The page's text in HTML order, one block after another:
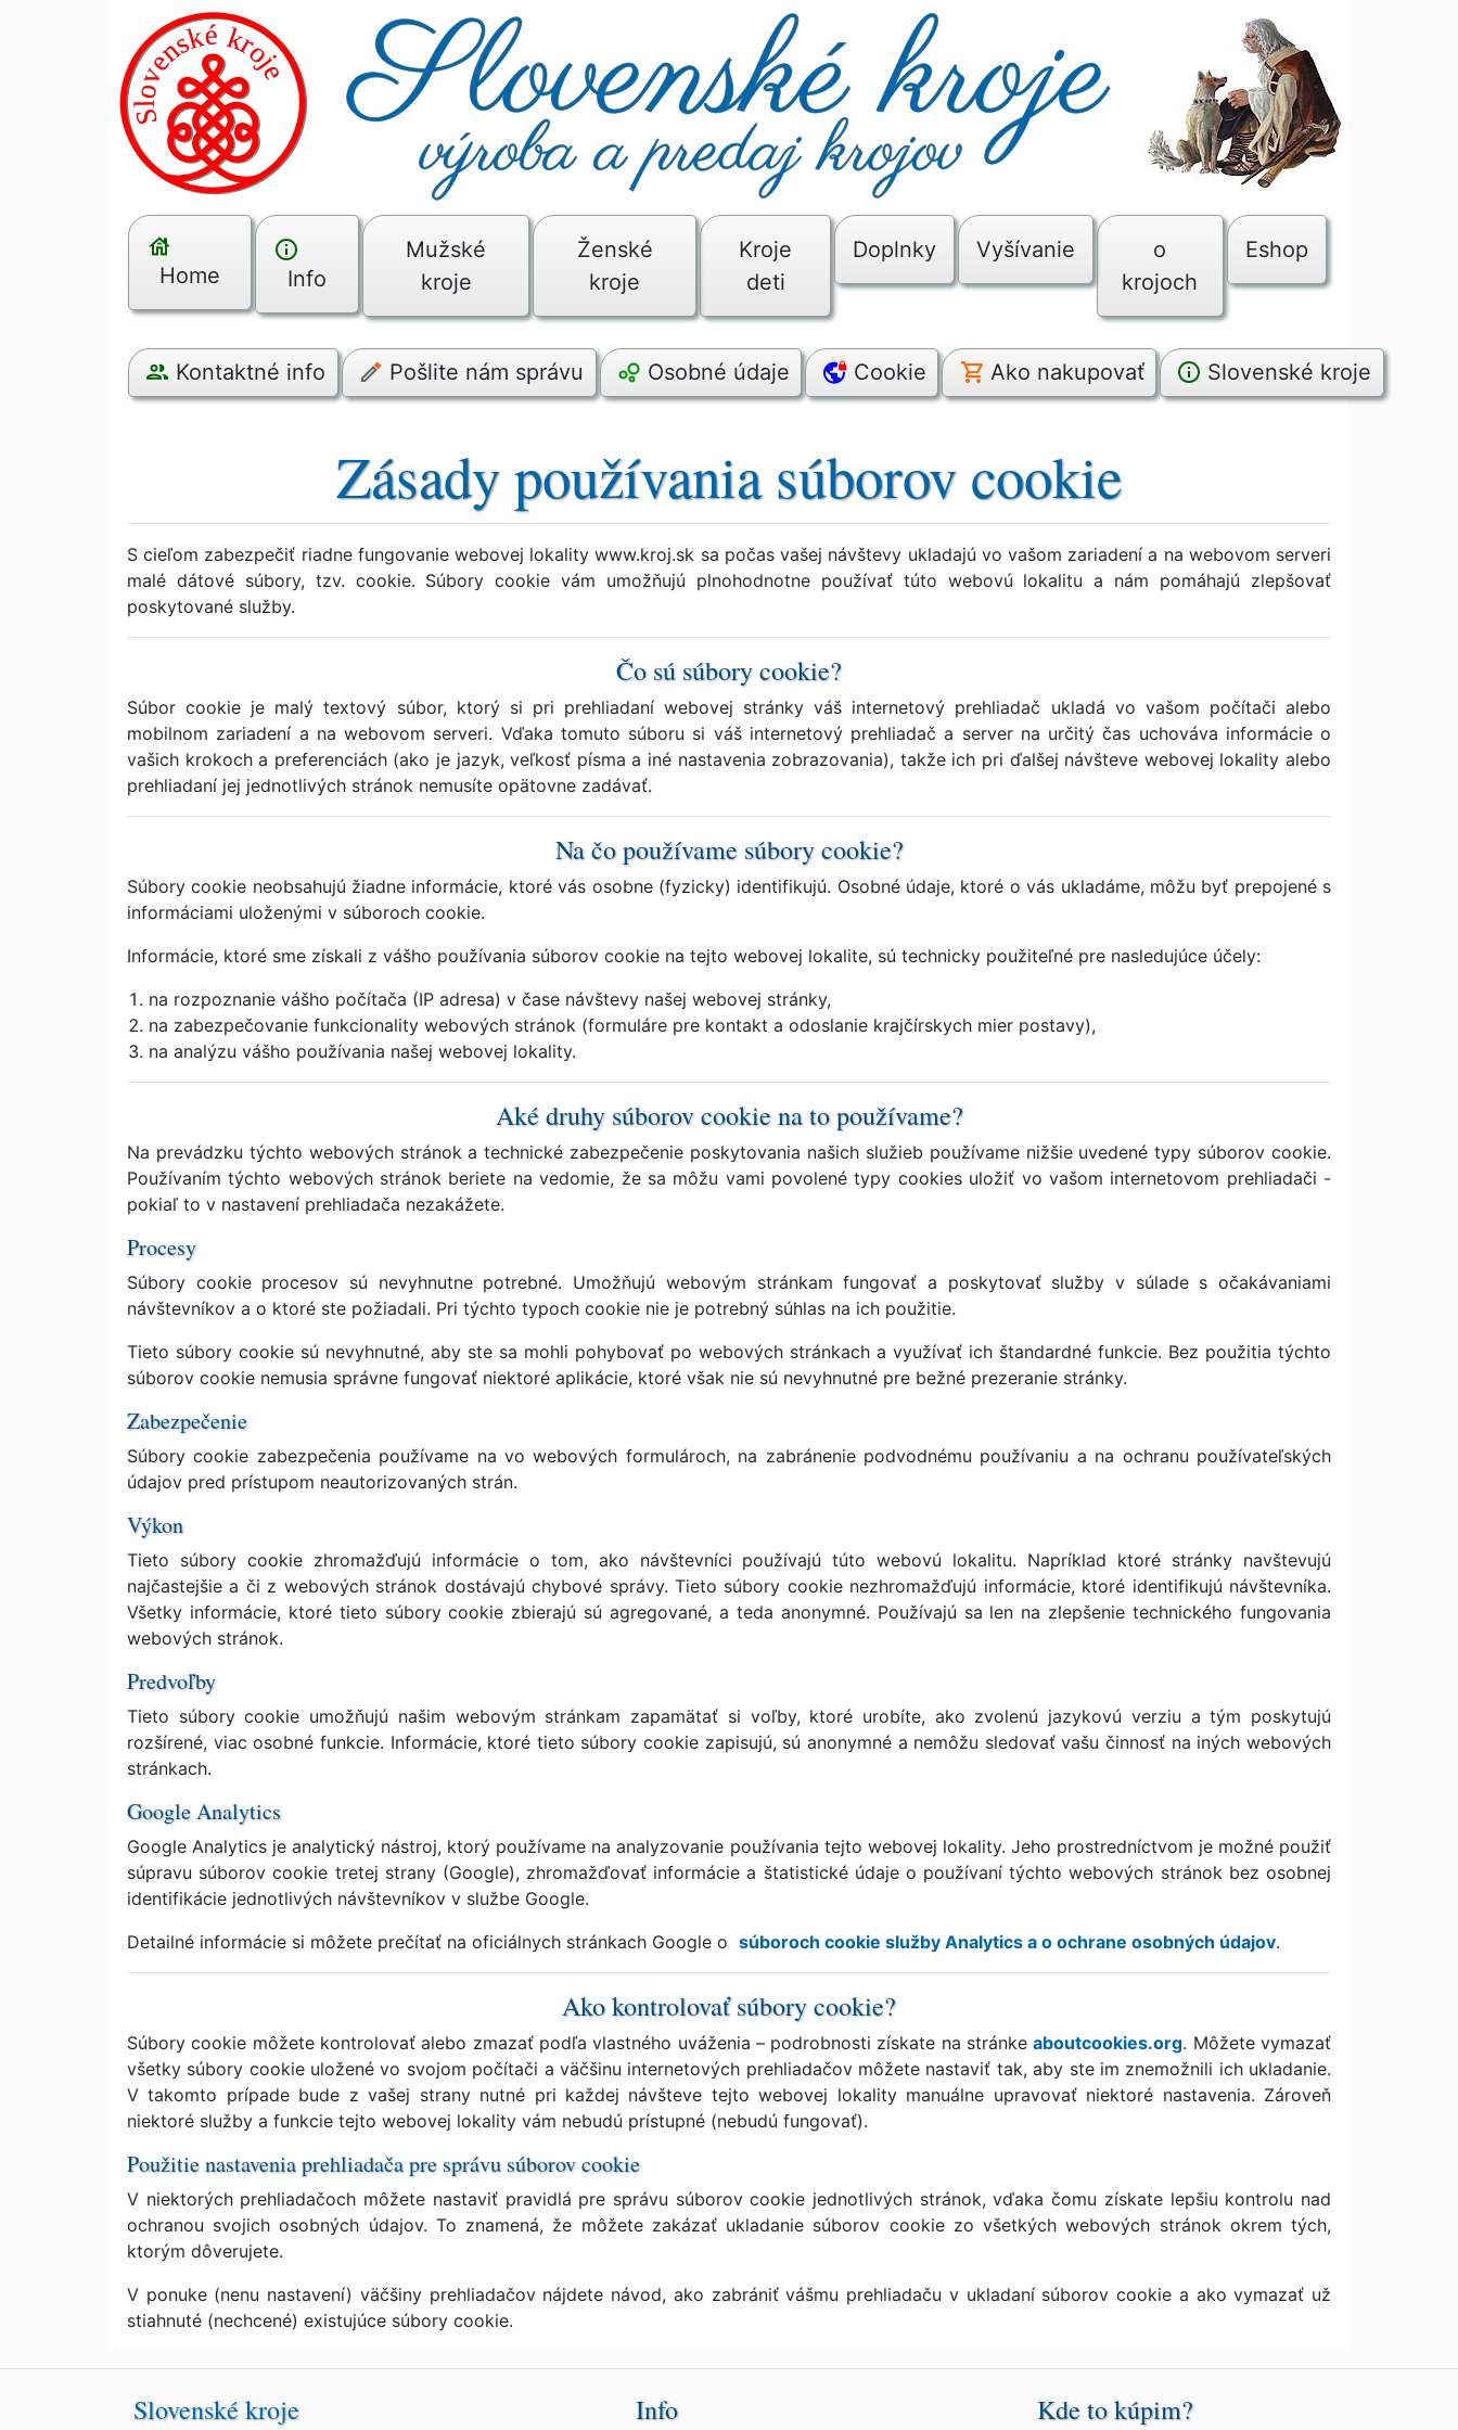
Home Info
Mužské
kroje
Ženské
kroje
Kroje
deti
Doplnky Vyšívanie
o
krojoch
Eshop
Kontaktné info Pošlite nám správu Osobné údaje Cookie Ako nakupovať Slovenské kroje
Zásady používania súborov cookie
S cieľom zabezpečiť riadne fungovanie webovej lokality www.kroj.sk sa počas vašej návštevy ukladajú vo vašom zariadení a na webovom serveri
malé dátové súbory, tzv. cookie. Súbory cookie vám umožňujú plnohodnotne používať túto webovú lokalitu a nám pomáhajú zlepšovať
poskytované služby.
Čo sú súbory cookie?
Súbor cookie je malý textový súbor, ktorý si pri prehliadaní webovej stránky váš internetový prehliadač ukladá vo vašom počítači alebo
mobilnom zariadení a na webovom serveri. Vďaka tomuto súboru si váš internetový prehliadač a server na určitý čas uchováva informácie o
vašich krokoch a preferenciách (ako je jazyk, veľkosť písma a iné nastavenia zobrazovania), takže ich pri ďalšej návšteve webovej lokality alebo
prehliadaní jej jednotlivých stránok nemusíte opätovne zadávať.
Na čo používame súbory cookie?
Súbory cookie neobsahujú žiadne informácie, ktoré vás osobne (fyzicky) identifikujú. Osobné údaje, ktoré o vás ukladáme, môžu byť prepojené s
informáciami uloženými v súboroch cookie.
Informácie, ktoré sme získali z vášho používania súborov cookie na tejto webovej lokalite, sú technicky použiteľné pre nasledujúce účely:
na rozpoznanie vášho počítača (IP adresa) v čase návštevy našej webovej stránky,
na zabezpečovanie funkcionality webových stránok (formuláre pre kontakt a odoslanie krajčírskych mier postavy),
na analýzu vášho používania našej webovej lokality.
Aké druhy súborov cookie na to používame?
Na prevádzku týchto webových stránok a technické zabezpečenie poskytovania našich služieb používame nižšie uvedené typy súborov cookie.
Používaním týchto webových stránok beriete na vedomie, že sa môžu vami povolené typy cookies uložiť vo vašom internetovom prehliadači -
pokiaľ to v nastavení prehliadača nezakážete.
Procesy
Súbory cookie procesov sú nevyhnutne potrebné. Umožňujú webovým stránkam fungovať a poskytovať služby v súlade s očakávaniami
návštevníkov a o ktoré ste požiadali. Pri týchto typoch cookie nie je potrebný súhlas na ich použitie.
Tieto súbory cookie sú nevyhnutné, aby ste sa mohli pohybovať po webových stránkach a využívať ich štandardné funkcie. Bez použitia týchto
súborov cookie nemusia správne fungovať niektoré aplikácie, ktoré však nie sú nevyhnutné pre bežné prezeranie stránky.
Zabezpečenie
Súbory cookie zabezpečenia používame na vo webových formulároch, na zabránenie podvodnému používaniu a na ochranu používateľských
údajov pred prístupom neautorizovaných strán.
Výkon
Tieto súbory cookie zhromažďujú informácie o tom, ako návštevníci používajú túto webovú lokalitu. Napríklad ktoré stránky navštevujú
najčastejšie a či z webových stránok dostávajú chybové správy. Tieto súbory cookie nezhromažďujú informácie, ktoré identifikujú návštevníka.
Všetky informácie, ktoré tieto súbory cookie zbierajú sú agregované, a teda anonymné. Používajú sa len na zlepšenie technického fungovania
webových stránok.
Predvoľby
Tieto súbory cookie umožňujú našim webovým stránkam zapamätať si voľby, ktoré urobíte, ako zvolenú jazykovú verziu a tým poskytujú
rozšírené, viac osobné funkcie. Informácie, ktoré tieto súbory cookie zapisujú, sú anonymné a nemôžu sledovať vašu činnosť na iných webových
stránkach.
Google Analytics
Google Analytics je analytický nástroj, ktorý používame na analyzovanie používania tejto webovej lokality. Jeho prostredníctvom je možné použiť
súpravu súborov cookie tretej strany (Google), zhromažďovať informácie a štatistické údaje o používaní týchto webových stránok bez osobnej
identifikácie jednotlivých návštevníkov v službe Google.
Detailné informácie si môžete prečítať na oficiálnych stránkach Google o súboroch cookie služby Analytics a o ochrane osobných údajov.
Ako kontrolovať súbory cookie?
Súbory cookie môžete kontrolovať alebo zmazať podľa vlastného uváženia – podrobnosti získate na stránkeaboutcookies.org. Môžete vymazať
všetky súbory cookie uložené vo svojom počítači a väčšinu internetových prehliadačov môžete nastaviť tak, aby ste im znemožnili ich ukladanie.
V takomto prípade bude z vašej strany nutné pri každej návšteve tejto webovej lokality manuálne upravovať niektoré nastavenia. Zároveň
niektoré služby a funkcie tejto webovej lokality vám nebudú prístupné (nebudú fungovať).
Použitie nastavenia prehliadača pre správu súborov cookie
V niektorých prehliadačoch môžete nastaviť pravidlá pre správu súborov cookie jednotlivých stránok, vďaka čomu získate lepšiu kontrolu nad
ochranou svojich osobných údajov. To znamená, že môžete zakázať ukladanie súborov cookie zo všetkých webových stránok okrem tých,
ktorým dôverujete.
V ponuke (nenu nastavení) väčšiny prehliadačov nájdete návod, ako zabrániť vášmu prehliadaču v ukladaní súborov cookie a ako vymazať už
stiahnuté (nechcené) existujúce súbory cookie.
Slovenské kroje Info Kde to kúpim?